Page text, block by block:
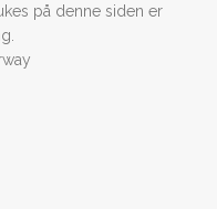
på denne siden er